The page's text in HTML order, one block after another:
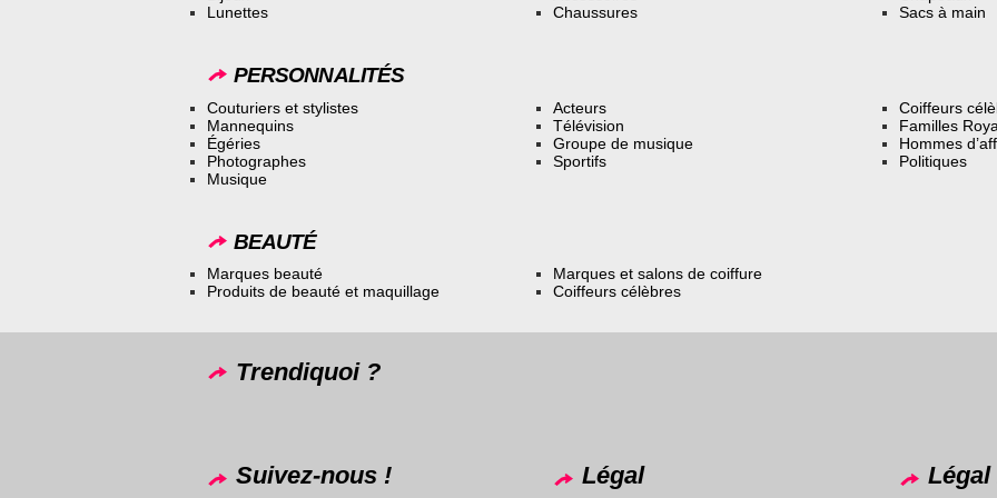
Lunettes
Chaussures
Sacs à main
PERSONNALITÉS
Couturiers et stylistes
Mannequins
Égéries
Photographes
Musique
Acteurs
Télévision
Groupe de musique
Sportifs
Coiffeurs
Familles
Hommes
Politiques
BEAUTÉ
Marques beauté
Produits de beauté et maquillage
Marques et salons de coiffure
Coiffeurs célèbres
Trendiquoi ?
Suivez-nous ! Légal Légal